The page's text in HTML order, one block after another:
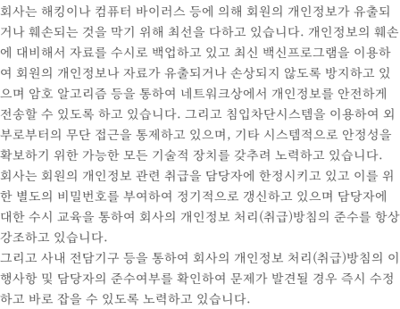
회사는 해킹이나 컴퓨터 바이러스 등에 의해 회원의 개인정보가 유출되
거나 훼손되는 것을 막기 위해 최선을 다하고 있습니다. 개인정보의 훼손
에 대비해서 자료를 수시로 백업하고 있고 최신 백신프로그램을 이용하
여 회원의 개인정보나 자료가 유출되거나 손상되지 않도록 방지하고 있
으며 암호 알고리즘 등을 통하여 네트워크상에서 개인정보를 안전하게
전송할 수 있도록 하고 있습니다. 그리고 침입차단시스템을 이용하여 외
부로부터의 무단 접근을 통제하고 있으며, 기타 시스템적으로 안정성을
확보하기 위한 가능한 모든 기술적 장치를 갖추려 노력하고 있습니다.
회사는 회원의 개인정보 관련 취급을 담당자에 한정시키고 있고 이를 위
한 별도의 비밀번호를 부여하여 정기적으로 갱신하고 있으며 담당자에
대한 수시 교육을 통하여 회사의 개인정보 처리(취급)방침의 준수를 항상
강조하고 있습니다.
그리고 사내 전담기구 등을 통하여 회사의 개인정보 처리(취급)방침의 이
행사항 및 담당자의 준수여부를 확인하여 문제가 발견될 경우 즉시 수정
하고 바로 잡을 수 있도록 노력하고 있습니다.